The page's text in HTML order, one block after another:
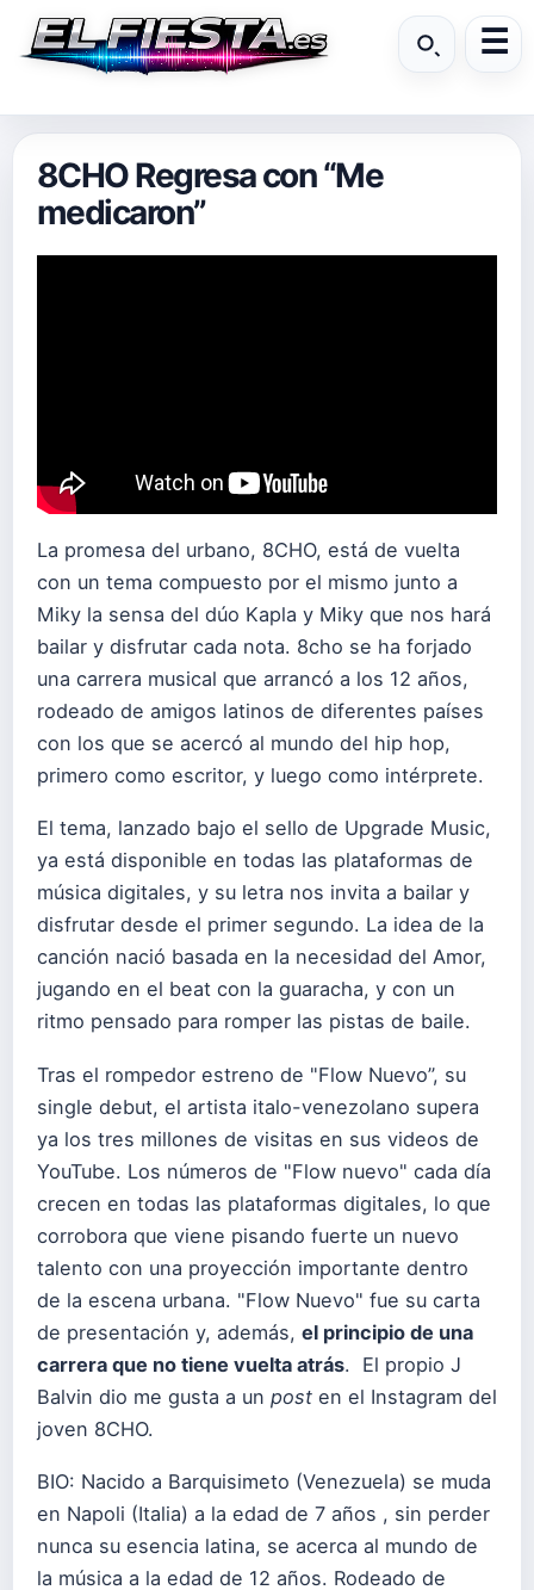
8CHO Regresa con “Me
medicaron”
La promesa del urbano, 8CHO, está de vuelta
con un tema compuesto por el mismo junto a
Miky la sensa del dúo Kapla y Miky que nos hará
bailar y disfrutar cada nota. 8cho se ha forjado
una carrera musical que arrancó a los 12 años,
rodeado de amigos latinos de diferentes países
con los que se acercó al mundo del hip hop,
primero como escritor, y luego como intérprete.
El tema, lanzado bajo el sello de Upgrade Music,
ya está disponible en todas las plataformas de
música digitales, y su letra nos invita a bailar y
disfrutar desde el primer segundo. La idea de la
canción nació basada en la necesidad del Amor,
jugando en el beat con la guaracha, y con un
ritmo pensado para romper las pistas de baile.
Tras el rompedor estreno de "Flow Nuevo”, su
single debut, el artista italo-venezolano supera
ya los tres millones de visitas en sus videos de
YouTube. Los números de "Flow nuevo" cada día
crecen en todas las plataformas digitales, lo que
corrobora que viene pisando fuerte un nuevo
talento con una proyección importante dentro
de la escena urbana. "Flow Nuevo" fue su carta
de presentación y, además, el principio de una
carrera que no tiene vuelta atrás. El propio J
Balvin dio me gusta a un post en el Instagram del
joven 8CHO.
BIO: Nacido a Barquisimeto (Venezuela) se muda
en Napoli (Italia) a la edad de 7 años , sin perder
nunca su esencia latina, se acerca al mundo de
la música a la edad de 12 años. Rodeado de